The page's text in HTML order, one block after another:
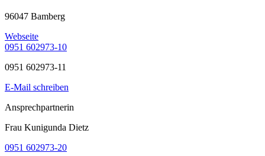
96047 Bamberg
Webseite
0951 602973-10
0951 602973-11
E-Mail schreiben
Ansprechpartnerin
Frau Kunigunda Dietz
0951 602973-20